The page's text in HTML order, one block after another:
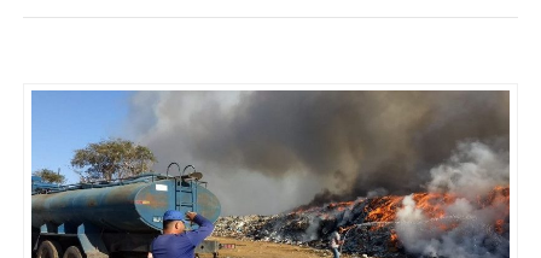
BRASIL
ESPORTES
ENTRETENIMENTO